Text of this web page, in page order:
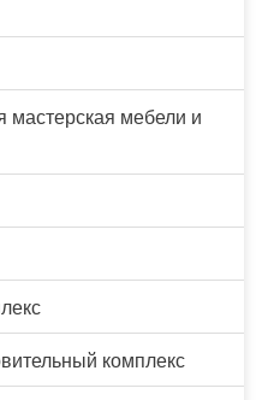
мастерская мебели и
комплекс